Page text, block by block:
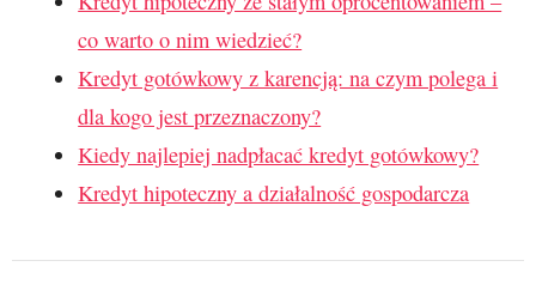
co warto o nim wiedzieć?
Kredyt gotówkowy z karencją: na czym polega i
dla kogo jest przeznaczony?
Kiedy najlepiej nadpłacać kredyt gotówkowy?
Kredyt hipoteczny a działalność gospodarcza